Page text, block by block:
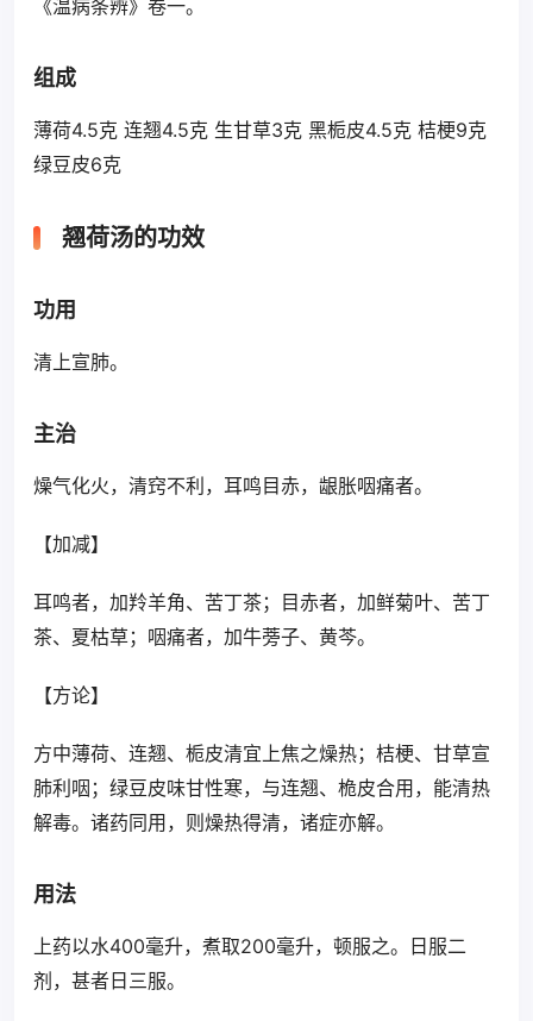
《温病条辨》卷一。
组成
薄荷4.5克 连翘4.5克 生甘草3克 黑栀皮4.5克 桔梗9克
绿豆皮6克
翘荷汤的功效
功用
清上宣肺。
主治
燥气化火，清窍不利，耳鸣目赤，龈胀咽痛者。
【加减】
耳鸣者，加羚羊角、苦丁茶；目赤者，加鲜菊叶、苦丁
茶、夏枯草；咽痛者，加牛蒡子、黄芩。
【方论】
方中薄荷、连翘、栀皮清宜上焦之燥热；桔梗、甘草宣
肺利咽；绿豆皮味甘性寒，与连翘、桅皮合用，能清热
解毒。诸药同用，则燥热得清，诸症亦解。
用法
上药以水400毫升，煮取200毫升，顿服之。日服二
剂，甚者日三服。